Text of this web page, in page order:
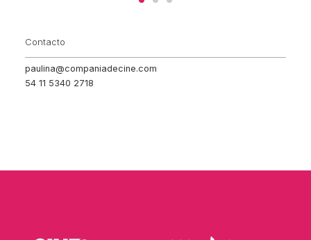
Contacto
paulina@companiadecine.com
54 11 5340 2718